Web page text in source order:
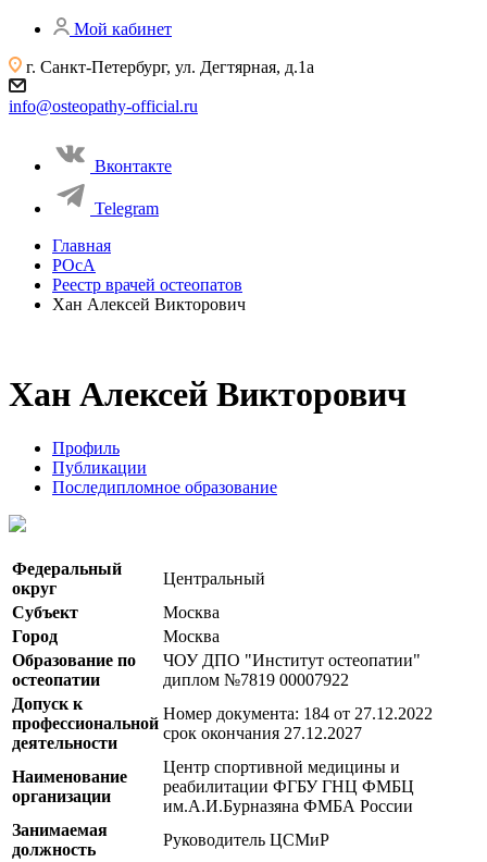
Мой кабинет
г. Санкт-Петербург, ул. Дегтярная, д.1а
info@osteopathy-official.ru
Вконтакте
Telegram
Главная
РОсА
Реестр врачей остеопатов
Хан Алексей Викторович
Хан Алексей Викторович
Профиль
Публикации
Последипломное образование
Федеральный
округ
Центральный
Субъект
Москва
Город
Москва
Образование по
остеопатии
ЧОУ ДПО "Институт остеопатии"
диплом №7819 00007922
Допуск к
профессиональной
деятельности
Номер документа: 184 от 27.12.2022
срок окончания 27.12.2027
Наименование
организации
Центр спортивной медицины и
реабилитации ФГБУ ГНЦ ФМБЦ
им.А.И.Бурназяна ФМБА России
Занимаемая
должность
Руководитель ЦСМиР